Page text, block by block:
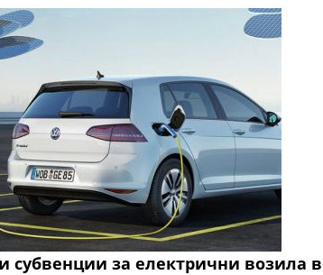
субвенции за електрични возила